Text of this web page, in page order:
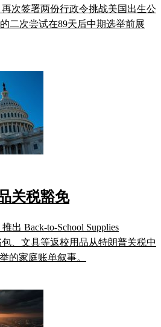
次签署两份行政令挑战美国出生公
二次尝试在89天后中期选举前展
关税豁免
出 Back-to-School Supplies
、文具等返校用品从特朗普关税中
的家庭账单叙事。